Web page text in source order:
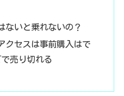
ないと乗れないの？
セスは事前購入はで
売り切れる